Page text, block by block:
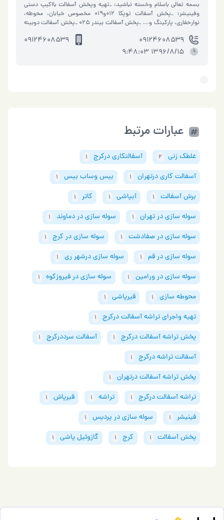
بسمه تعالی باسلام وخسته نباشید: _تهیه وپخش آسفالت بااکیپ دستی
وفینیشر: _پخش آسفالت توپکا ۰۱۲و۰۱۹ مخصوص خیابان، محوطه،
نوارحفاری، پارکینگ و... _پخش آسفالت بیندر ۰۲۵ _پخش آسفالت دوبینه
۰۹۱۲۴۶۰۸۵۳۹
۰۹۱۲۴۶۰۸۵۳۹
1396/8/15 9:48:03
عبارات مرتبط
غلطک زنی 2 آسفالتکاری درکرج 1
آسفالت کاری درتهران 1 بیس وساب بیس 1
برش آسفالت 1 آبپاشی 1 کاتر 1
سوله سازی در تهران 1 سوله سازی در دماوند 1
سوله سازی در صفادشت 1 سوله سازی در کرج 1
سوله سازی در قم 1 سوله سازی درشهر ری 1
سوله سازی در ورامین 1 سوله سازی در فیروزکوه 1
محوطه سازی 1 قیرپاشی 1
تهیه واجرای تراشه آسفالت درکرج 1
پخش تراشه آسفالت درکرج 1 آسفالت سرددرکرج 1
آسفالت تراشه درکرج 1
پخش تراشه آسفالت درتهران 1
تراشه آسفالت درکرج 1 تراشه 1 قیرپاش 1
فینیشر 1 سوله سازی در پردیس 1
پخش آسفالت 1 کرج 1 گازوئیل پاشی 1